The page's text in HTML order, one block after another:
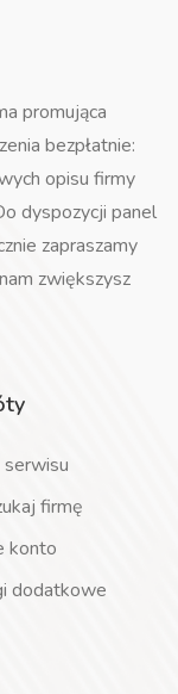
promująca
bezpłatnie:
opisu firmy
dyspozycji panel
zapraszamy
zwiększysz
serwisu
firmę
konto
dodatkowe